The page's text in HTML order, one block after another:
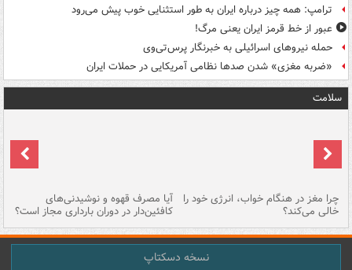
ترامپ: همه چیز درباره ایران به طور استثنایی خوب پیش می‌رود
عبور از خط قرمز ایران یعنی مرگ!
حمله نیروهای اسرائیلی به خبرنگار پرس‌تی‌وی
«ضربه مغزی» شدن صدها نظامی آمریکایی در حملات ایران
سلامت
چرا مغز در هنگام خواب، انرژی خود را
خالی می‌کند؟
آیا مصرف قهوه و نوشیدنی‌های
کافئین‌دار در دوران بارداری مجاز است؟
نسخه دسکتاپ